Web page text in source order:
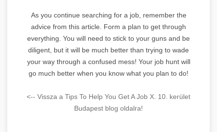
As you continue searching for a job, remember the
advice from this article. Form a plan to get through
everything. You will need to stick to your guns and be
diligent, but it will be much better than trying to wade
your way through a confused mess! Your job hunt will
go much better when you know what you plan to do!
<-- Vissza a Tips To Help You Get A Job X. 10. kerület
Budapest blog oldalra!